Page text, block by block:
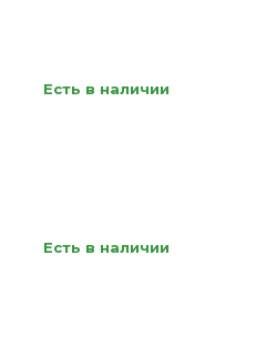
Есть в наличии
Есть в наличии